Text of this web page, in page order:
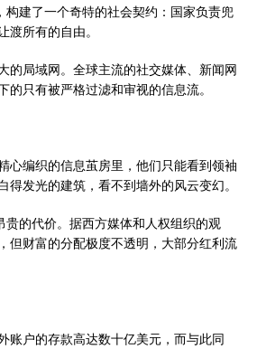
构建了一个奇特的社会契约：国家负责兜
渡所有的自由。
的局域网。全球主流的社交媒体、新闻网
的只有被严格过滤和审视的信息流。
心编织的信息茧房里，他们只能看到领袖
得发光的建筑，看不到墙外的风云变幻。
贵的代价。据西方媒体和人权组织的观
但财富的分配极度不透明，大部分红利流
账户的存款高达数十亿美元，而与此同